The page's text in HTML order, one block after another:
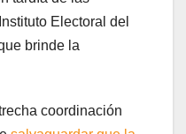
Electoral del
brinde la
coordinación